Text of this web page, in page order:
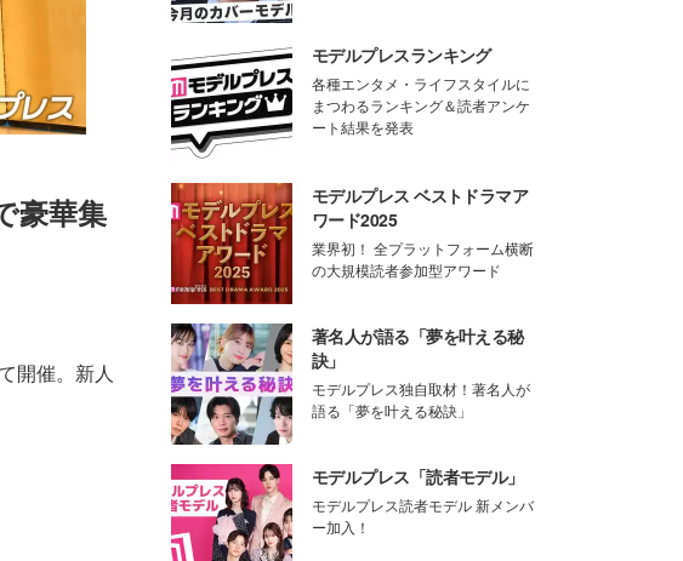
豪華集
開催。新人
モデルプレスランキング
各種エンタメ・ライフスタイルに
まつわるランキング＆読者アンケ
ート結果を発表
モデルプレス ベストドラマア
ワード2025
業界初！ 全プラットフォーム横断
の大規模読者参加型アワード
著名人が語る「夢を叶える秘
訣」
モデルプレス独自取材！著名人が
語る「夢を叶える秘訣」
モデルプレス「読者モデル」
モデルプレス読者モデル 新メンバ
ー加入！